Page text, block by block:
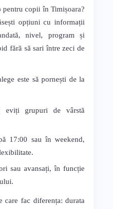
pentru copii în Timișoara?
opțiuni cu informații
nivel, program și
fără să sari între zeci de
este să pornești de la
grupuri de vârstă
17:00 sau în weekend,
sau avansați, în funcție
care fac diferența: durata